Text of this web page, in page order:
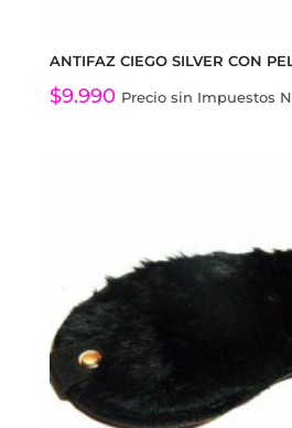
ANTIFAZ CIEGO SILVER CON
$9.990 Precio sin Impuestos